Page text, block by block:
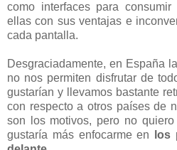
como interfaces para
ellas con sus ventajas e
cada pantalla.
Desgraciadamente, en España
no nos permiten disfrutar de
gustarían y llevamos bastante
con respecto a otros países de
son los motivos, pero no
gustaría más enfocarme en los